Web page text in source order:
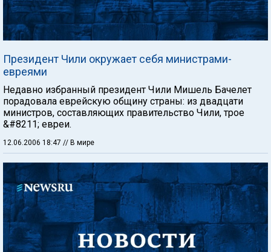
Президент Чили окружает себя министрами-
евреями
Недавно избранный президент Чили Мишель Бачелет
порадовала еврейскую общину страны: из двадцати
министров, составляющих правительство Чили, трое
&#8211; евреи.
12.06.2006 18:47 // В мире